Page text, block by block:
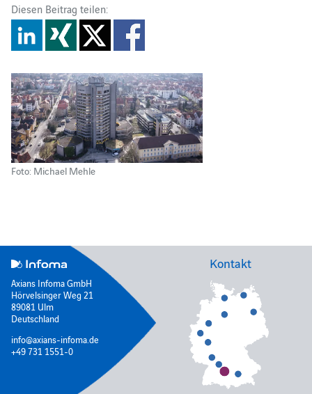
Diesen Beitrag teilen:
Foto: Michael Mehle
Axians Infoma GmbH
Hörvelsinger Weg 21
89081 Ulm
Deutschland
info@axians-infoma.de
+49 731 1551-0
Kontakt